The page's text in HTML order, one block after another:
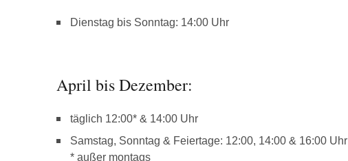
Dienstag bis Sonntag: 14:00 Uhr
April bis Dezember:
täglich 12:00* & 14:00 Uhr
Samstag, Sonntag & Feiertage: 12:00, 14:00 & 16:00 Uhr
* außer montags